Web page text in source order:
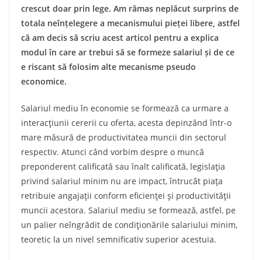
crescut doar prin lege. Am rămas neplăcut surprins de
totala neînțelegere a mecanismului pieței libere, astfel
că am decis să scriu acest articol pentru a explica
modul în care ar trebui să se formeze salariul și de ce
e riscant să folosim alte mecanisme pseudo
economice.
Salariul mediu în economie se formează ca urmare a
interacţiunii cererii cu oferta, acesta depinzând într-o
mare măsură de productivitatea muncii din sectorul
respectiv. Atunci când vorbim despre o muncă
preponderent calificată sau înalt calificată, legislaţia
privind salariul minim nu are impact, întrucât piaţa
retribuie angajaţii conform eficienţei şi productivităţii
muncii acestora. Salariul mediu se formează, astfel, pe
un palier neîngrădit de condiţionările salariului minim,
teoretic la un nivel semnificativ superior acestuia.